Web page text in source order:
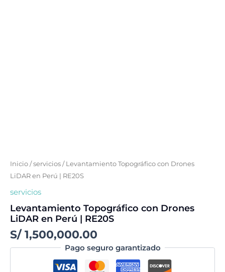
Inicio/servicios/ Levantamiento Topográfico con Drones
LiDAR en Perú | RE20S
servicios
Levantamiento Topográfico con Drones
LiDAR en Perú | RE20S
S/ 1,500,000.00
Pago seguro garantizado